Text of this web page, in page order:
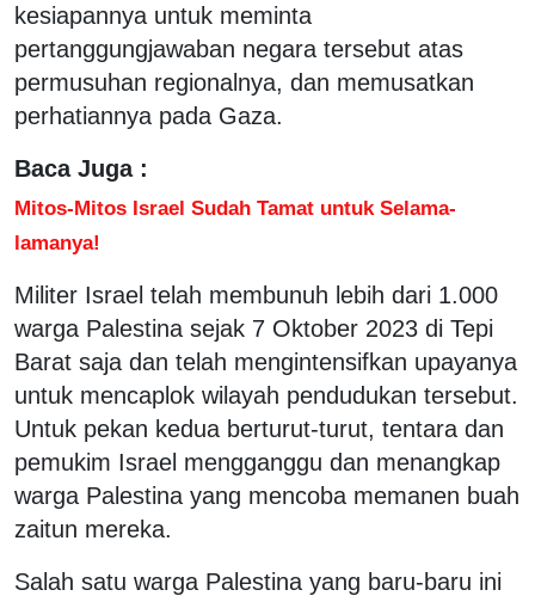
kesiapannya untuk meminta
pertanggungjawaban negara tersebut atas
permusuhan regionalnya, dan memusatkan
perhatiannya pada Gaza.
Baca Juga :
Mitos-Mitos Israel Sudah Tamat untuk Selama-
lamanya!
Militer Israel telah membunuh lebih dari 1.000
warga Palestina sejak 7 Oktober 2023 di Tepi
Barat saja dan telah mengintensifkan upayanya
untuk mencaplok wilayah pendudukan tersebut.
Untuk pekan kedua berturut-turut, tentara dan
pemukim Israel mengganggu dan menangkap
warga Palestina yang mencoba memanen buah
zaitun mereka.
Salah satu warga Palestina yang baru-baru ini